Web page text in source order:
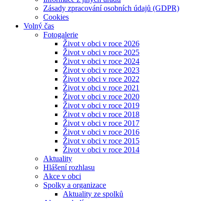
Zásady zpracování osobních údajů (GDPR)
Cookies
Volný čas
Fotogalerie
Život v obci v roce 2026
Život v obci v roce 2025
Život v obci v roce 2024
Život v obci v roce 2023
Život v obci v roce 2022
Život v obci v roce 2021
Život v obci v roce 2020
Život v obci v roce 2019
Život v obci v roce 2018
Život v obci v roce 2017
Život v obci v roce 2016
Život v obci v roce 2015
Život v obci v roce 2014
Aktuality
Hlášení rozhlasu
Akce v obci
Spolky a organizace
Aktuality ze spolků